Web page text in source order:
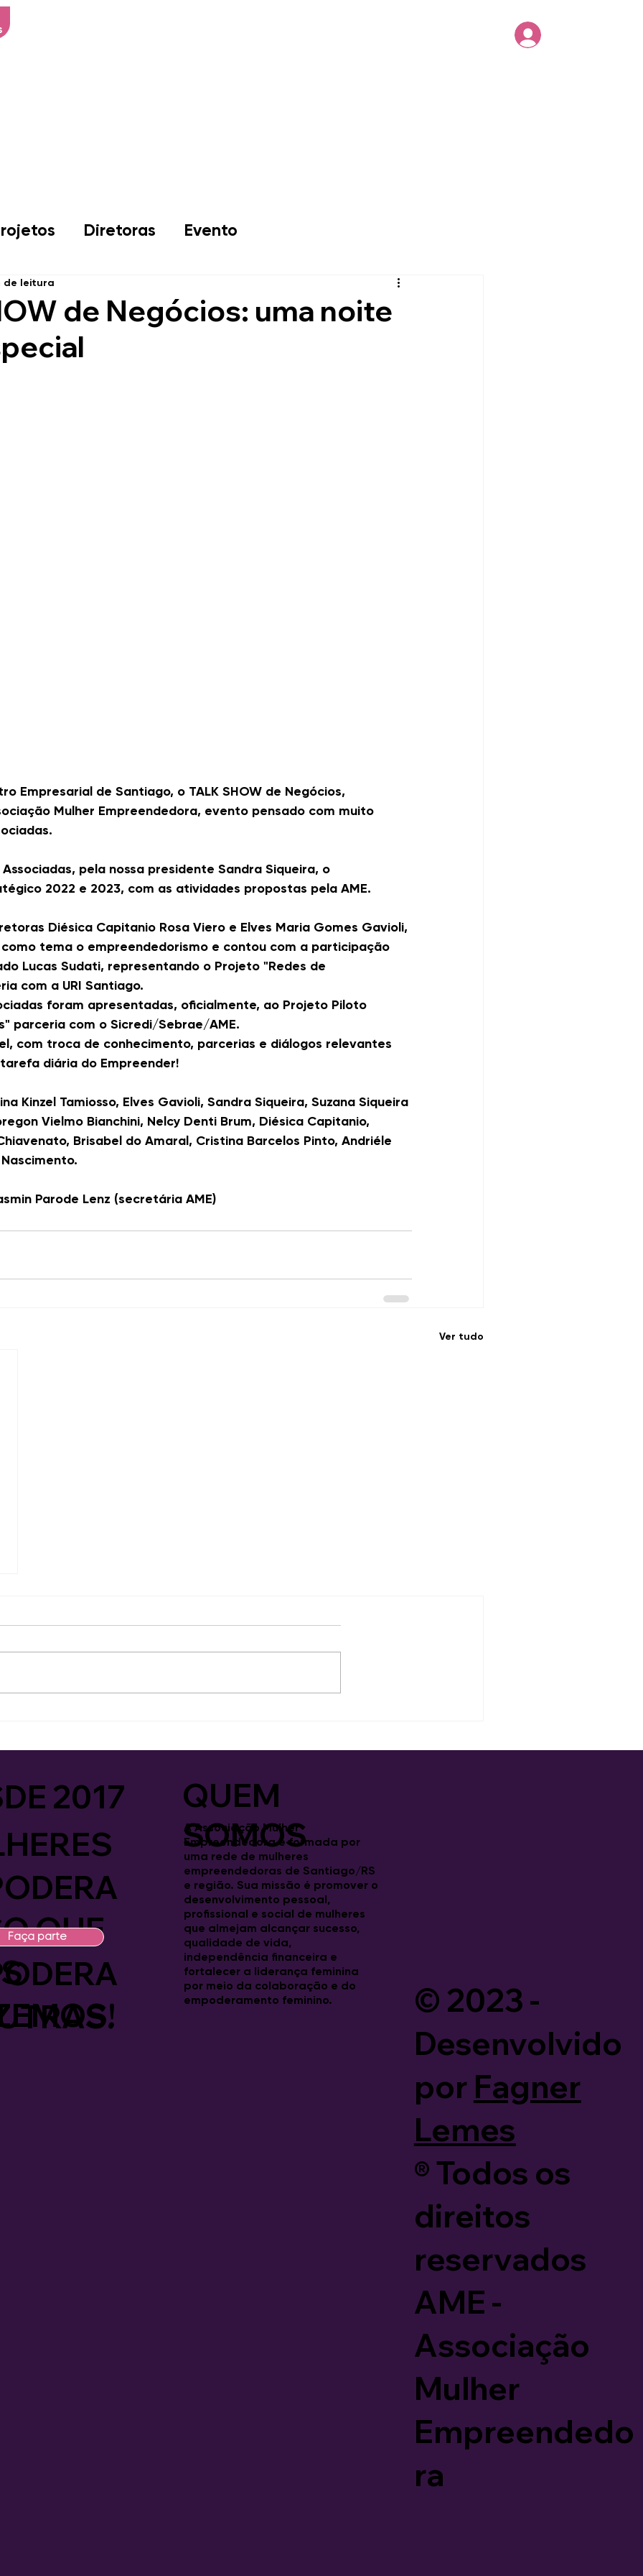
Diretoras Evento
de Negócios: uma noite
de leitura
Empresarial de Santiago, o TALK SHOW de Negócios,
Mulher Empreendedora, evento pensado com muito
pela nossa presidente Sandra Siqueira, o
2022 e 2023, com as atividades propostas pela AME.
Diésica Capitanio Rosa Viero e Elves Maria Gomes Gavioli,
como tema o empreendedorismo e contou com a participação
Lucas Sudati, representando o Projeto "Redes de
com a URI Santiago.
foram apresentadas, oficialmente, ao Projeto Piloto
parceria com o Sicredi/Sebrae/AME.
com troca de conhecimento, parcerias e diálogos relevantes
diária do Empreender!
Kinzel Tamiosso, Elves Gavioli, Sandra Siqueira, Suzana Siqueira
Vielmo Bianchini, Nelcy Denti Brum, Diésica Capitanio,
Brisabel do Amaral, Cristina Barcelos Pinto, Andriéle
Parode Lenz (secretária AME)
Ver tudo
2017
QUE
Faça parte
A Associação Mulher
Empreendedora é formada por
uma rede de mulheres
empreendedoras de Santiago/RS
e região. Sua missão é promover o
desenvolvimento pessoal,
profissional e social de mulheres
que almejam alcançar sucesso,
qualidade de vida,
independência financeira e
fortalecer a liderança feminina
por meio da colaboração e do
empoderamento feminino.
QUEM
SOMOS
© 2023 -
Desenvolvido
por Fagner
Lemes
®️ Todos os
direitos
reservados
AME -
Associação
Mulher
Empreendedo
ra